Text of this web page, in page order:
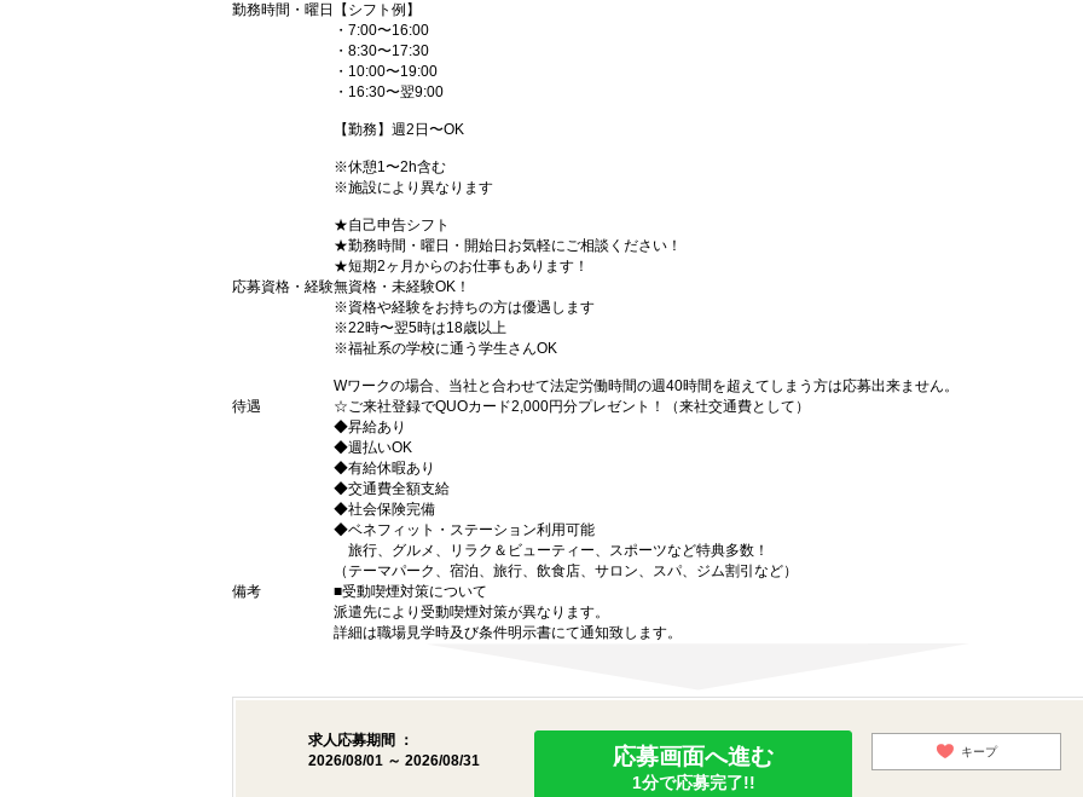
勤務時間・曜日
【シフト例】
・7:00〜16:00
・8:30〜17:30
・10:00〜19:00
・16:30〜翌9:00
【勤務】週2日〜OK
※休憩1〜2h含む
※施設により異なります
★自己申告シフト
★勤務時間・曜日・開始日お気軽にご相談ください！
★短期2ヶ月からのお仕事もあります！
応募資格・経験無資格・未経験OK！
※資格や経験をお持ちの方は優遇します
※22時〜翌5時は18歳以上
※福祉系の学校に通う学生さんOK
Wワークの場合、当社と合わせて法定労働時間の週40時間を超えてしまう方は応募出来ません。
待遇
☆ご来社登録でQUOカード2,000円分プレゼント！（来社交通費として）
◆昇給あり
◆週払いOK
◆有給休暇あり
◆交通費全額支給
◆社会保険完備
◆ベネフィット・ステーション利用可能
旅行、グルメ、リラク＆ビューティー、スポーツなど特典多数！
（テーマパーク、宿泊、旅行、飲食店、サロン、スパ、ジム割引など）
備考
■受動喫煙対策について
派遣先により受動喫煙対策が異なります。
詳細は職場見学時及び条件明示書にて通知致します。
求人応募期間 ：
2026/08/01 ～ 2026/08/31
応募画面へ進む
1分で応募完了!!
キープ